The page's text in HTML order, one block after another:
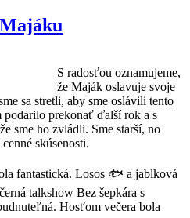
S radosťou oznamujeme,
že Maják oslavuje svoje
sa stretli, aby sme oslávili tento
prekonať ďalší rok a s
sme ho zvládli. Sme starší, no
skúsenosti.
fantastická. Losos 🐟 a jablková
talkshow Bez šepkára s
Hosťom večera bola